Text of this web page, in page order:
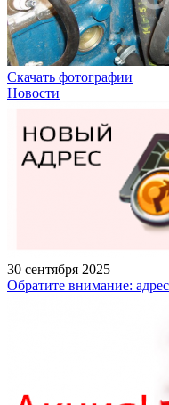
Скачать фотографии
Новости
30 сентября 2025
Обратите внимание: